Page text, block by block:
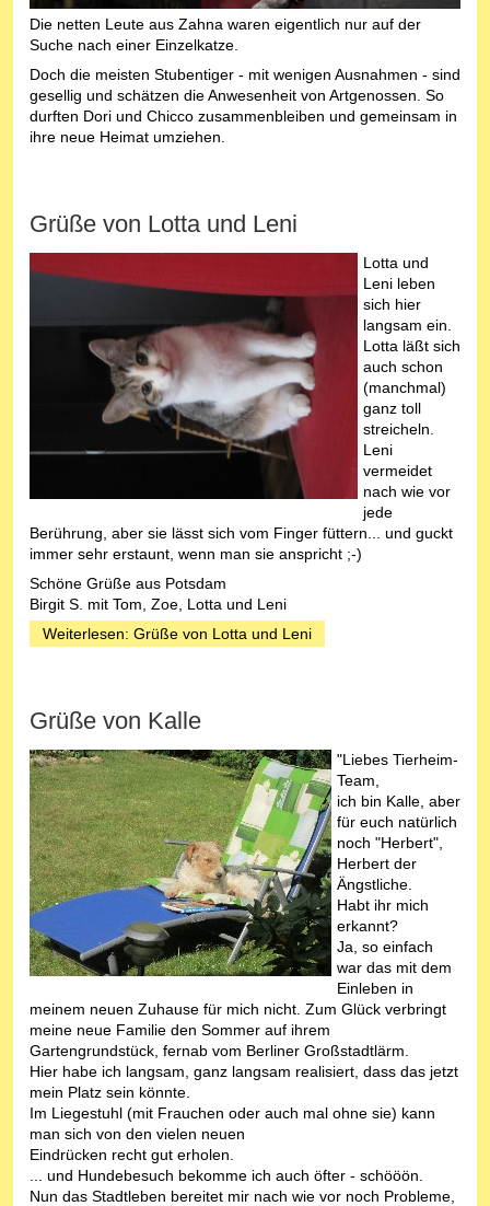
Die netten Leute aus Zahna waren eigentlich nur auf der
Suche nach einer Einzelkatze.
Doch die meisten Stubentiger - mit wenigen Ausnahmen - sind
gesellig und schätzen die Anwesenheit von Artgenossen. So
durften Dori und Chicco zusammenbleiben und gemeinsam in
ihre neue Heimat umziehen.
Grüße von Lotta und Leni
Lotta und
Leni leben
sich hier
langsam ein.
Lotta läßt sich
auch schon
(manchmal)
ganz toll
streicheln.
Leni
vermeidet
nach wie vor
jede
Berührung, aber sie lässt sich vom Finger füttern... und guckt
immer sehr erstaunt, wenn man sie anspricht ;-)
Schöne Grüße aus Potsdam
Birgit S. mit Tom, Zoe, Lotta und Leni
Weiterlesen: Grüße von Lotta und Leni
Grüße von Kalle
"Liebes Tierheim-
Team,
ich bin Kalle, aber
für euch natürlich
noch "Herbert",
Herbert der
Ängstliche.
Habt ihr mich
erkannt?
Ja, so einfach
war das mit dem
Einleben in
meinem neuen Zuhause für mich nicht. Zum Glück verbringt
meine neue Familie den Sommer auf ihrem
Gartengrundstück, fernab vom Berliner Großstadtlärm.
Hier habe ich langsam, ganz langsam realisiert, dass das jetzt
mein Platz sein könnte.
Im Liegestuhl (mit Frauchen oder auch mal ohne sie) kann
man sich von den vielen neuen
Eindrücken recht gut erholen.
... und Hundebesuch bekomme ich auch öfter - schööön.
Nun das Stadtleben bereitet mir nach wie vor noch Probleme,